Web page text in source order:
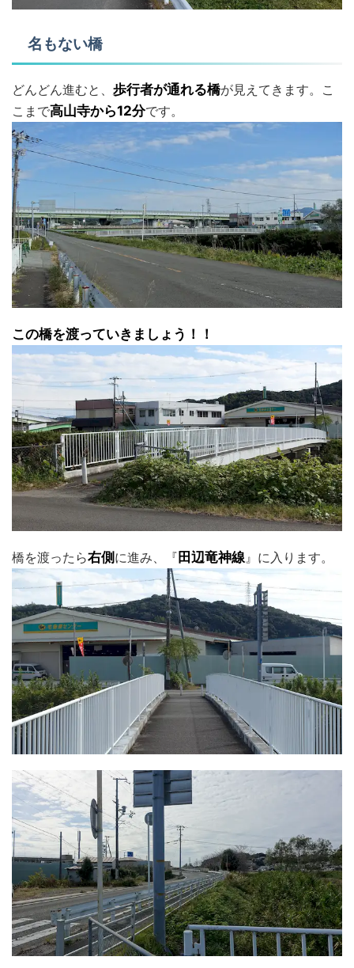
名もない橋
どんどん進むと、 歩行者が通れる橋が見えてきます。こ
こまで高山寺から12分です。
この橋を渡っていきましょう！！
橋を渡ったら右側に進み、『 田辺竜神線 』に入ります。